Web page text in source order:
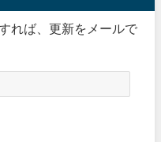
れば、更新をメールで